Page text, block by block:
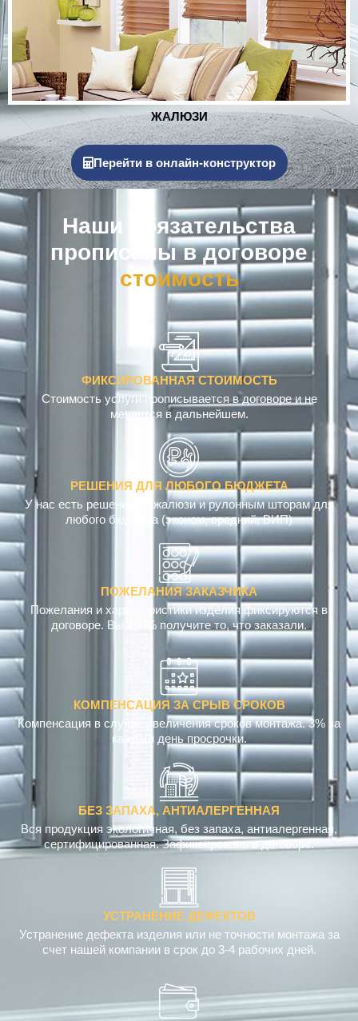
РОЛЬСТАВНИ
Перейти в онлайн-конструктор
Наши обязательства
прописаны в договоре
омпенсация
ФИКСИРОВАННАЯ СТОИМОСТЬ
Стоимость услуги прописывается в договоре и не
меняется в дальнейшем.
РЕШЕНИЯ ДЛЯ ЛЮБОГО БЮДЖЕТА
У нас есть решения по жалюзи и рулонным шторам для
любого бюджета (эконом, средний, ВИП)
ПОЖЕЛАНИЯ ЗАКАЗЧИКА
Пожелания и характеристики изделия фиксируются в
договоре. Вы 100% получите то, что заказали.
КОМПЕНСАЦИЯ ЗА СРЫВ СРОКОВ
Компенсация в случае увеличения сроков монтажа. 3% за
каждый день просрочки.
БЕЗ ЗАПАХА, АНТИАЛЕРГЕННАЯ
Вся продукция экологичная, без запаха, антиалергенная,
сертифицированная. Зафиксировано в договоре.
УСТРАНЕНИЕ ДЕФЕКТОВ
Устранение дефекта изделия или не точности монтажа за
счет нашей компании в срок до 3-4 рабочих дней.